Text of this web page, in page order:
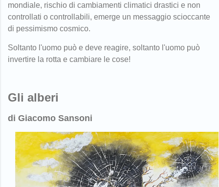
mondiale, rischio di cambiamenti climatici drastici e non
controllati o controllabili, emerge un messaggio scioccante
di pessimismo cosmico.
Soltanto l'uomo può e deve reagire, soltanto l'uomo può
invertire la rotta e cambiare le cose!
Gli alberi
di Giacomo Sansoni